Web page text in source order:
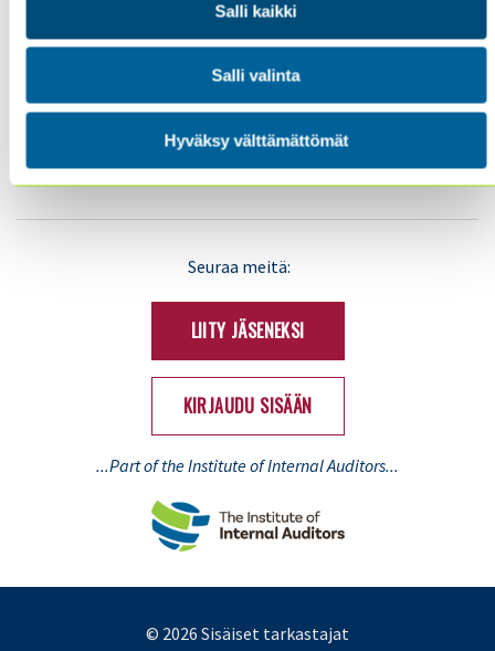
Salli kaikki
Salli valinta
Hyväksy välttämättömät
Seuraa meitä:
LIITY JÄSENEKSI
KIRJAUDU SISÄÄN
...Part of the Institute of Internal Auditors...
© 2026 Sisäiset tarkastajat